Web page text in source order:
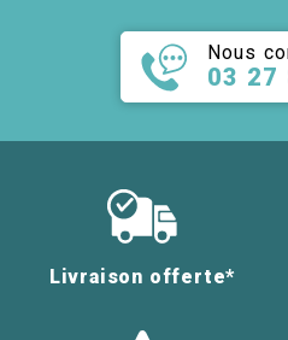
Nous
03 27
Livraison offerte*